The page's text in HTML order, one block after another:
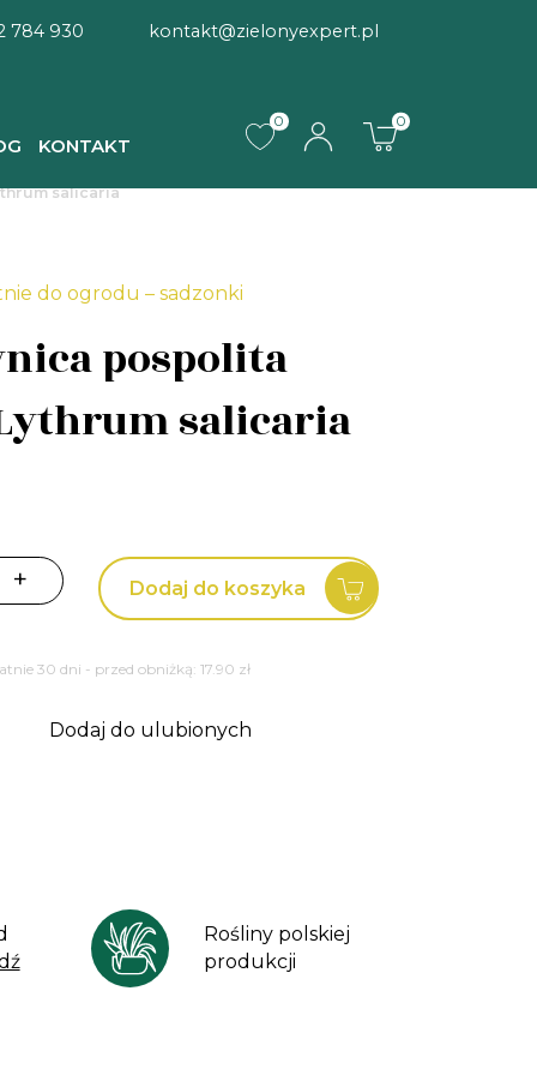
784 930 kontakt@zielonyexpert.pl
KONTAKT
0 0
salicaria
do ogrodu – sadzonki
pospolita
salicaria
+ Dodaj do koszyka
30 dni - przed obniżką: 17.90 zł
Dodaj do ulubionych
Rośliny polskiej
produkcji